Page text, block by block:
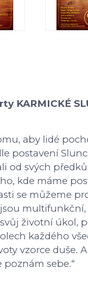
KARMICKÉ
aby lidé
postavení
od svých
kde máme
se můžeme
multifunkční,
životní úkol,
každého
vzorce duše.
poznám sebe.“